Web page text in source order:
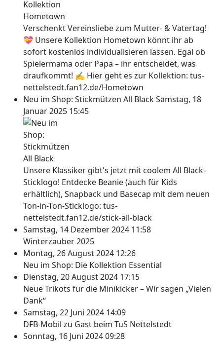
Verschenkt Vereinsliebe zum Mutter- & Vatertag!
💝 Unsere Kollektion Hometown könnt ihr ab
sofort kostenlos individualisieren lassen. Egal ob
Spielermama oder Papa – ihr entscheidet, was
draufkommt! ✍ Hier geht es zur Kollektion: tus-
nettelstedt.fan12.de/Hometown
Neu im Shop: Stickmützen All BlackSamstag, 18
Januar 2025 15:45
Unsere Klassiker gibt's jetzt mit coolem All Black-
Sticklogo! Entdecke Beanie (auch für Kids
erhältlich), Snapback und Basecap mit dem neuen
Ton-in-Ton-Sticklogo: tus-
nettelstedt.fan12.de/stick-all-black
Samstag, 14 Dezember 2024 11:58
Winterzauber 2025
Montag, 26 August 2024 12:26
Neu im Shop: Die Kollektion Essential
Dienstag, 20 August 2024 17:15
Neue Trikots für die Minikicker – Wir sagen „Vielen
Dank“
Samstag, 22 Juni 2024 14:09
DFB-Mobil zu Gast beim TuS Nettelstedt
Sonntag, 16 Juni 2024 09:28